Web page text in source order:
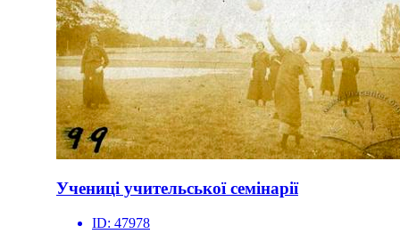
Учениці учительської семінарії
ID: 47978